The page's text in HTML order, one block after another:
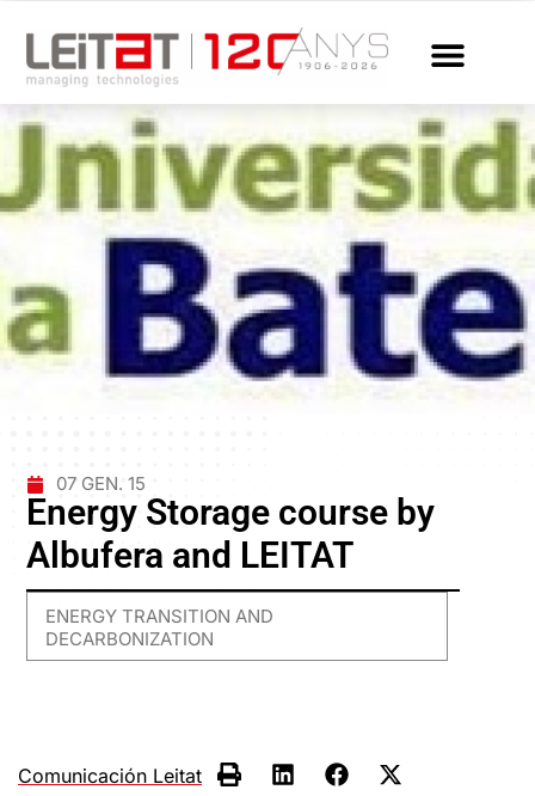
07 GEN. 15
Energy Storage course by
Albufera and LEITAT
ENERGY TRANSITION AND
DECARBONIZATION
Comunicación Leitat